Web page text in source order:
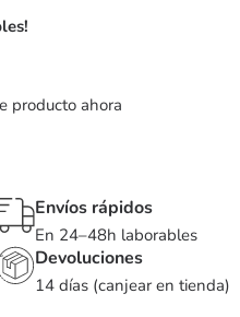
producto ahora
Envíos rápidos
En 24–48h laborables
Devoluciones
14 días (canjear en tienda)